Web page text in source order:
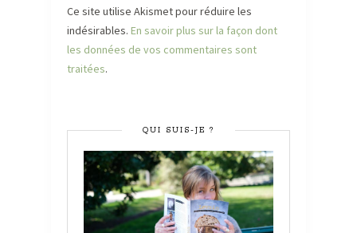
Ce site utilise Akismet pour réduire les
indésirables. En savoir plus sur la façon dont
les données de vos commentaires sont
traitées.
QUI SUIS-JE ?